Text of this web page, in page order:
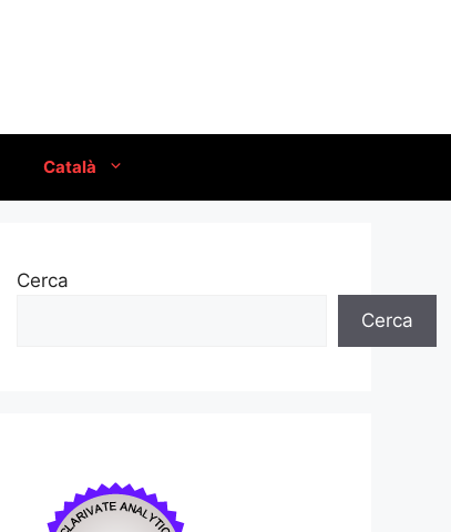
Català
Cerca
Cerca